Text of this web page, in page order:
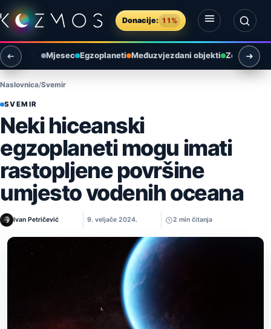
Preskoči na sadržaj
Donacije: 11%
Otvori izbornik
Otvori pretragu
Mjesec Egzoplaneti Međuzvjezdani objekti Zemlja i
Naslovnica Svemir
SVEMIR
Neki hiceanski
egzoplaneti mogu imati
rastopljene površine
umjesto vodenih oceana
Ivan Petričević 9. veljače 2024. 2 min čitanja